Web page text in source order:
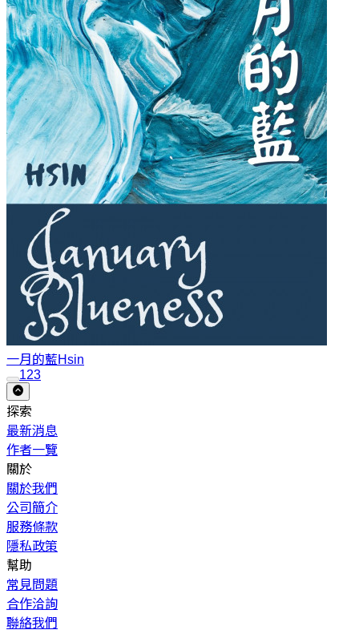
一月的藍Hsin
123
探索
最新消息
作者一覽
關於
關於我們
公司簡介
服務條款
隱私政策
幫助
常見問題
合作洽詢
聯絡我們